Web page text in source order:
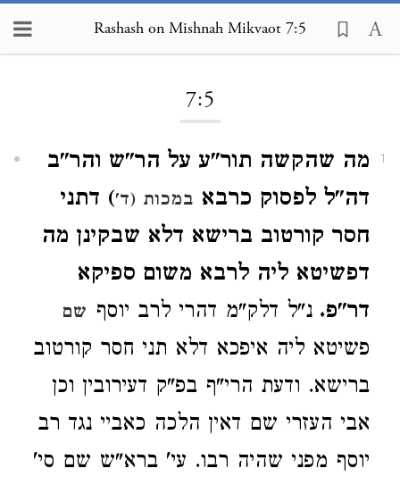
Rashash on Mishnah Mikvaot 7:5
7:5
1
מה שהקשה תור"ע על הר"ש והר"ב
דה"ל לפסוק כרבא במכות (ד') דתני
חסר קורטוב ברישא דלא שבקינן מה
דפשיטא ליה לרבא משום ספיקא
דר"פ. נ"ל דלק"מ דהרי לרב יוסף שם
פשיטא ליה איפכא דלא תני חסר קורטוב
ברישא. ודעת הרי"ף בפ"ק דעירובין וכן
אבי העזרי שם דאין הלכה כאביי נגד רב
יוסף מפני שהיה רבו. עי' ברא"ש שם סי'